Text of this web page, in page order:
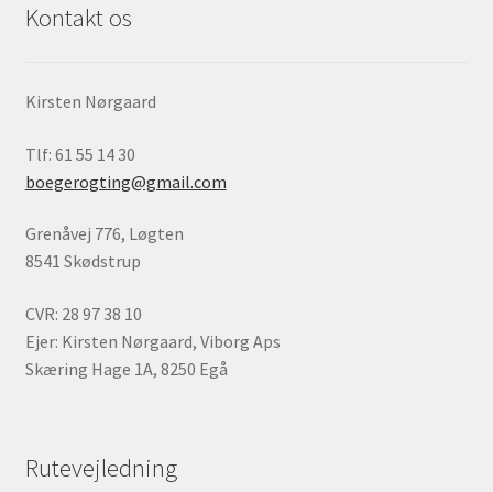
Om os
Kontakt os
Kirsten Nørgaard
Tlf: 61 55 14 30
boegerogting@gmail.com
Grenåvej 776, Løgten
8541 Skødstrup
CVR: 28 97 38 10
Ejer: Kirsten Nørgaard, Viborg Aps
Skæring Hage 1A, 8250 Egå
Rutevejledning